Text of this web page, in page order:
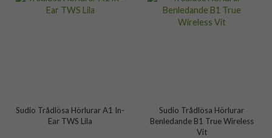
Sudio Trådlösa Hörlurar A1 In-
Ear TWS Lila
Sudio Trådlösa Hörlurar
Benledande B1 True Wireless
Vit